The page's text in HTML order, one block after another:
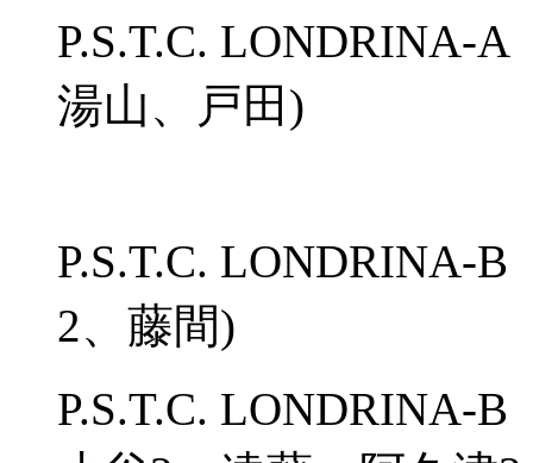
P.S.T.C.
湯山、戸田)
P.S.T.C. LONDRINA-
2、藤間)
P.S.T.C. LONDRINA-